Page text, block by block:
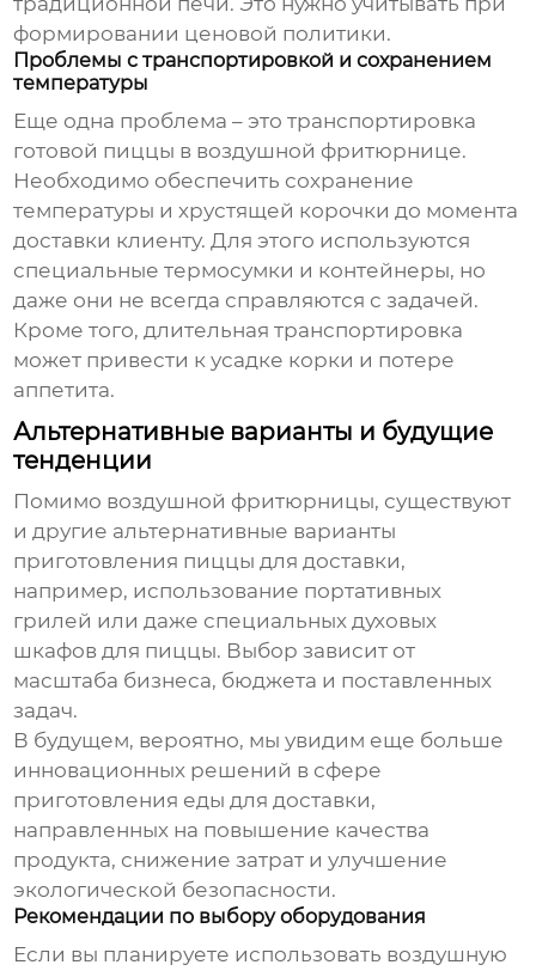
формировании ценовой политики.
Проблемы с транспортировкой и сохранением
температуры
Еще одна проблема – это транспортировка
готовой пиццы в воздушной фритюрнице.
Необходимо обеспечить сохранение
температуры и хрустящей корочки до момента
доставки клиенту. Для этого используются
специальные термосумки и контейнеры, но
даже они не всегда справляются с задачей.
Кроме того, длительная транспортировка
может привести к усадке корки и потере
аппетита.
Альтернативные варианты и будущие
тенденции
Помимо воздушной фритюрницы, существуют
и другие альтернативные варианты
приготовления пиццы для доставки,
например, использование портативных
грилей или даже специальных духовых
шкафов для пиццы. Выбор зависит от
масштаба бизнеса, бюджета и поставленных
задач.
В будущем, вероятно, мы увидим еще больше
инновационных решений в сфере
приготовления еды для доставки,
направленных на повышение качества
продукта, снижение затрат и улучшение
экологической безопасности.
Рекомендации по выбору оборудования
Если вы планируете использовать воздушную